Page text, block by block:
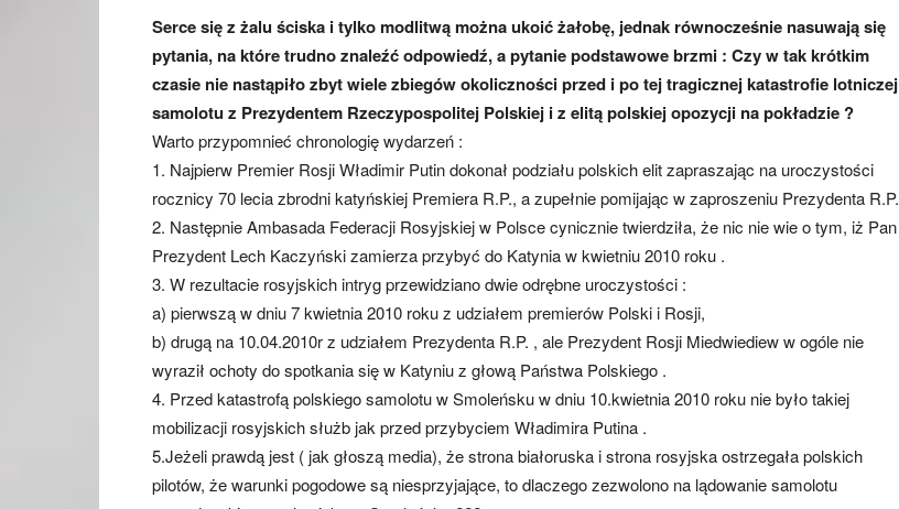
Serce się z żalu ściska i tylko modlitwą można ukoić żałobę, jednak równocześnie nasuwają się
pytania, na które trudno znaleźć odpowiedź, a pytanie podstawowe brzmi : Czy w tak krótkim
czasie nie nastąpiło zbyt wiele zbiegów okoliczności przed i po tej tragicznej katastrofie lotniczej
samolotu z Prezydentem Rzeczypospolitej Polskiej i z elitą polskiej opozycji na pokładzie ?
Warto przypomnieć chronologię wydarzeń :
1. Najpierw Premier Rosji Władimir Putin dokonał podziału polskich elit zapraszając na uroczystości
rocznicy 70 lecia zbrodni katyńskiej Premiera R.P., a zupełnie pomijając w zaproszeniu Prezydenta R.P.
2. Następnie Ambasada Federacji Rosyjskiej w Polsce cynicznie twierdziła, że nic nie wie o tym, iż Pan
Prezydent Lech Kaczyński zamierza przybyć do Katynia w kwietniu 2010 roku .
3. W rezultacie rosyjskich intryg przewidziano dwie odrębne uroczystości :
a) pierwszą w dniu 7 kwietnia 2010 roku z udziałem premierów Polski i Rosji,
b) drugą na 10.04.2010r z udziałem Prezydenta R.P. , ale Prezydent Rosji Miedwiediew w ogóle nie
wyraził ochoty do spotkania się w Katyniu z głową Państwa Polskiego .
4. Przed katastrofą polskiego samolotu w Smoleńsku w dniu 10.kwietnia 2010 roku nie było takiej
mobilizacji rosyjskich służb jak przed przybyciem Władimira Putina .
5.Jeżeli prawdą jest ( jak głoszą media), że strona białoruska i strona rosyjska ostrzegała polskich
pilotów, że warunki pogodowe są niesprzyjające, to dlaczego zezwolono na lądowanie samolotu